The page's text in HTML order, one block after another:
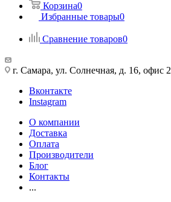
Корзина0
Избранные товары0
Сравнение товаров0
г. Самара, ул. Солнечная, д. 16, офис 2
Вконтакте
Instagram
О компании
Доставка
Оплата
Производители
Блог
Контакты
...